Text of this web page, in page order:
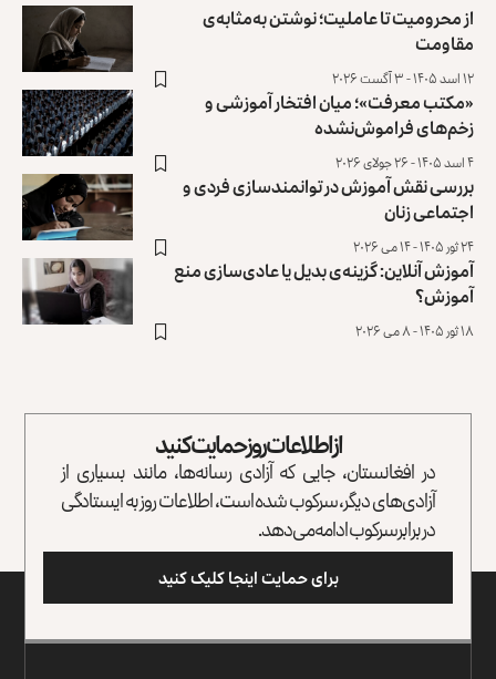
از محرومیت تا عاملیت؛ نوشتن به‌مثابه‌ی
مقاومت
۱۲ اسد ۱۴۰۵ - ۳ آگست ۲۰۲۶
«مکتب معرفت»؛ میان افتخار آموزشی و
زخم‌های فراموش‌نشده
۴ اسد ۱۴۰۵ - ۲۶ جولای ۲۰۲۶
بررسی نقش آموزش در توانمندسازی فردی و
اجتماعی زنان
۲۴ ثور ۱۴۰۵ - ۱۴ می ۲۰۲۶
آموزش آنلاین: گزینه‌ی بدیل یا عادی‌سازی منع
آموزش؟
۱۸ ثور ۱۴۰۵ - ۸ می ۲۰۲۶
از اطلاعات روز حمایت کنید
در افغانستان، جایی که آزادی رسانه‌ها، مانند بسیاری از
آزادی‌های دیگر، سرکوب شده است، اطلاعات روز به ایستادگی
در برابر سرکوب ادامه می‌دهد.
برای حمایت اینجا کلیک کنید